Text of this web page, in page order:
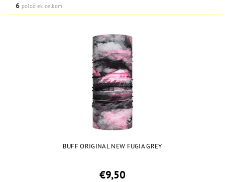
6 položiek celkom
BUFF ORIGINAL NEW FUGIA GREY
€9,50